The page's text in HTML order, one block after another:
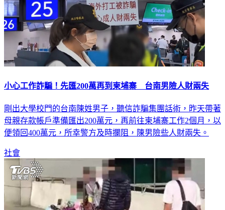
小心工作詐騙！先匯200萬再到柬埔寨 台南男險人財兩失
剛出大學校門的台南陳姓男子，聽信詐騙集團話術，昨天帶著
母親存款帳戶準備匯出200萬元，再前往柬埔寨工作2個月，以
便領回400萬元，所幸警方及時攔阻，陳男險些人財兩失。
社會